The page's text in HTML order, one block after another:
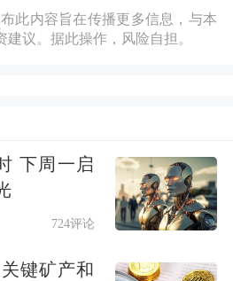
安全可靠供应、减碳潜
有意愿的园区建设国
《通知》提出，调整
。鼓励园区加快自身
此内容旨在传播更多信息，与本
议。据此操作，风险自担。
下周一启
724评论
键矿产和